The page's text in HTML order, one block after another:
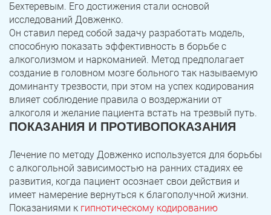
Бехтеревым. Его достижения стали основой
исследований Довженко.
Он ставил перед собой задачу разработать модель,
способную показать эффективность в борьбе с
алкоголизмом и наркоманией. Метод предполагает
создание в головном мозге больного так называемую
доминанту трезвости, при этом на успех кодирования
влияет соблюдение правила о воздержании от
алкоголя и желание пациента встать на трезвый путь.
ПОКАЗАНИЯ И ПРОТИВОПОКАЗАНИЯ
Лечение по методу Довженко используется для борьбы
с алкогольной зависимостью на ранних стадиях ее
развития, когда пациент осознает свои действия и
имеет намерение вернуться к благополучной жизни.
Показаниями к гипнотическому кодированию